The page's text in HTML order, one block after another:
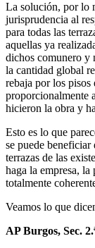
La solución, por lo
jurisprudencia al
para todas las
aquellas ya
dichos comunero y
la cantidad global
rebaja por los pisos
proporcionalmente
hicieron la obra y
Esto es lo que
se puede beneficiar
terrazas de las
haga la empresa, la
totalmente
Veamos lo que
AP Burgos, Sec.